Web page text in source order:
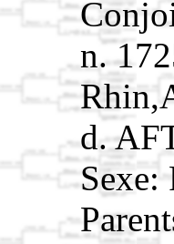
n.
d.
Sexe: